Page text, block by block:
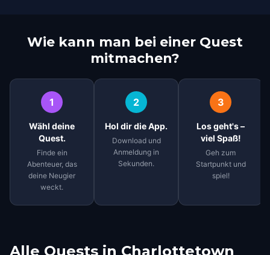
Wie kann man bei einer Quest
mitmachen?
1
Wähl deine
Quest.
Finde ein
Abenteuer, das
deine Neugier
weckt.
2
Hol dir die App.
Download und
Anmeldung in
Sekunden.
3
Los geht's –
viel Spaß!
Geh zum
Startpunkt und
spiel!
Alle Quests in Charlottetown